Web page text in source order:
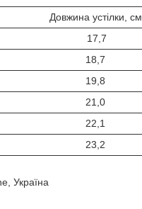
Довжина устілки, см
17,7
18,7
19,8
21,0
22,1
23,2
Україна